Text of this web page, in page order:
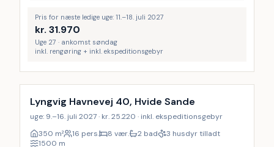
Pris for næste ledige uge: 11.–18. juli 2027
kr. 31.970
Uge 27 · ankomst søndag
inkl. rengøring + inkl. ekspeditionsgebyr
Lyngvig Havnevej 40, Hvide Sande
uge: 9.–16. juli 2027 · kr. 25.220 · inkl. ekspeditionsgebyr
350 m² 16 pers. 8 vær. 2 bad
3 husdyr tilladt
1500 m